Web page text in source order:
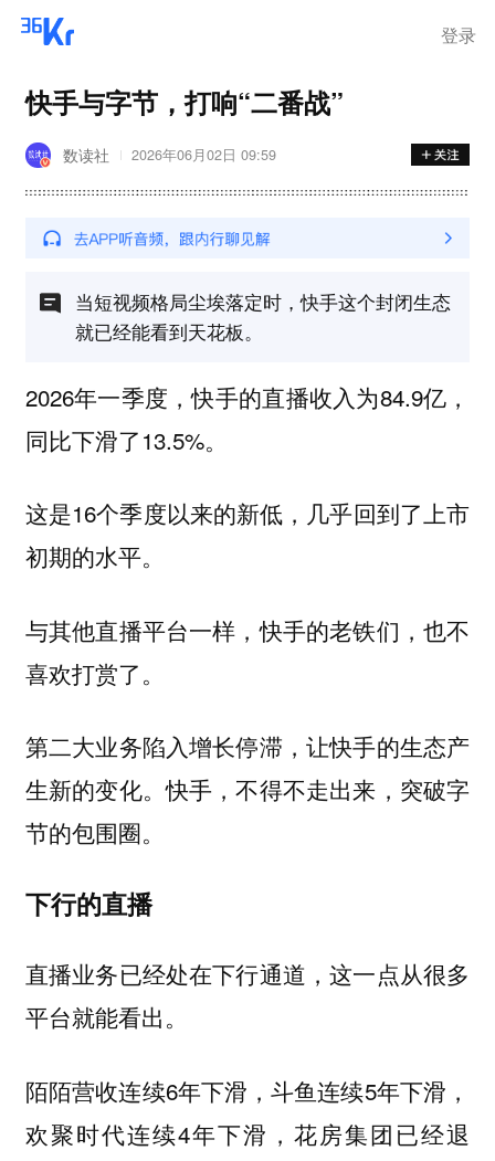
登录
快手与字节，打响“二番战”
数读社 2026年06月02日 09:59
当短视频格局尘埃落定时，快手这个封闭生态
就已经能看到天花板。
2026年一季度，快手的直播收入为84.9亿，
同比下滑了13.5%。
这是16个季度以来的新低，几乎回到了上市
初期的水平。
与其他直播平台一样，快手的老铁们，也不
喜欢打赏了。
第二大业务陷入增长停滞，让快手的生态产
生新的变化。快手，不得不走出来，突破字
节的包围圈。
下行的直播
直播业务已经处在下行通道，这一点从很多
平台就能看出。
陌陌营收连续6年下滑，斗鱼连续5年下滑，
欢聚时代连续4年下滑，花房集团已经退